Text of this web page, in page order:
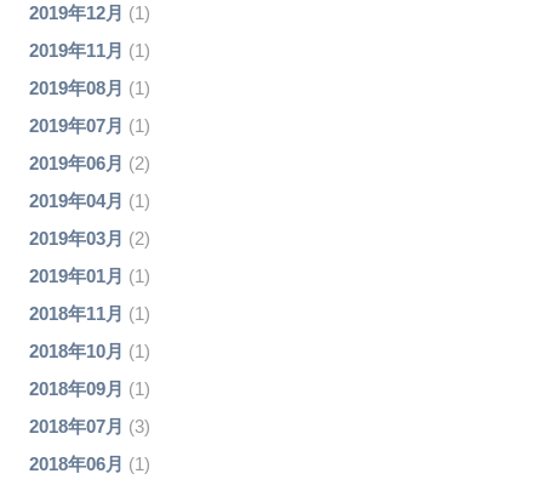
2019年12月 (1)
2019年11月 (1)
2019年08月 (1)
2019年07月 (1)
2019年06月 (2)
2019年04月 (1)
2019年03月 (2)
2019年01月 (1)
2018年11月 (1)
2018年10月 (1)
2018年09月 (1)
2018年07月 (3)
2018年06月 (1)